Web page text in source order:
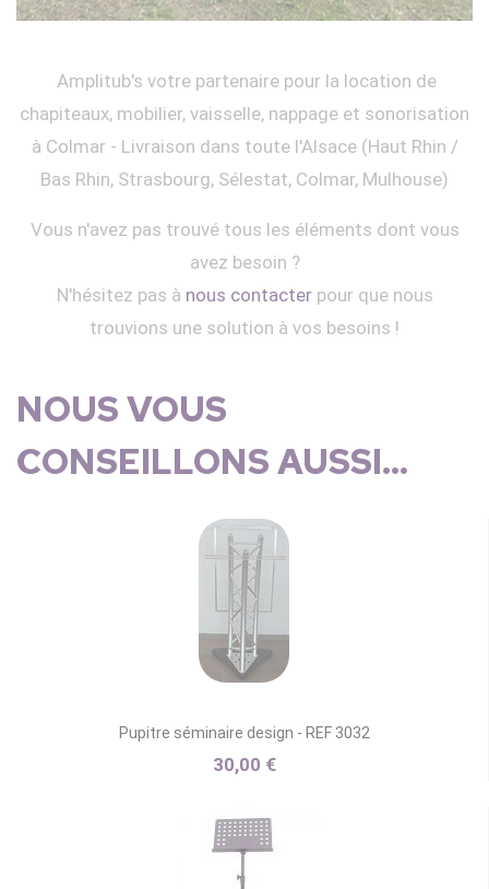
Amplitub's votre partenaire pour la location de
chapiteaux, mobilier, vaisselle, nappage et sonorisation
à Colmar - Livraison dans toute l'Alsace (Haut Rhin /
Bas Rhin, Strasbourg, Sélestat, Colmar, Mulhouse)
Vous n'avez pas trouvé tous les éléments dont vous
avez besoin ?
N'hésitez pas à nous contacterpour que nous
trouvions une solution à vos besoins !
NOUS VOUS
CONSEILLONS AUSSI...
Pupitre séminaire design - REF 3032
30,00 €